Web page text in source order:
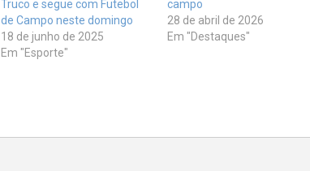
Truco e segue com Futebol
de Campo neste domingo
18 de junho de 2025
Em "Esporte"
campo
28 de abril de 2026
Em "Destaques"